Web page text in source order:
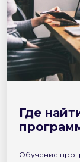
Где
Обучение